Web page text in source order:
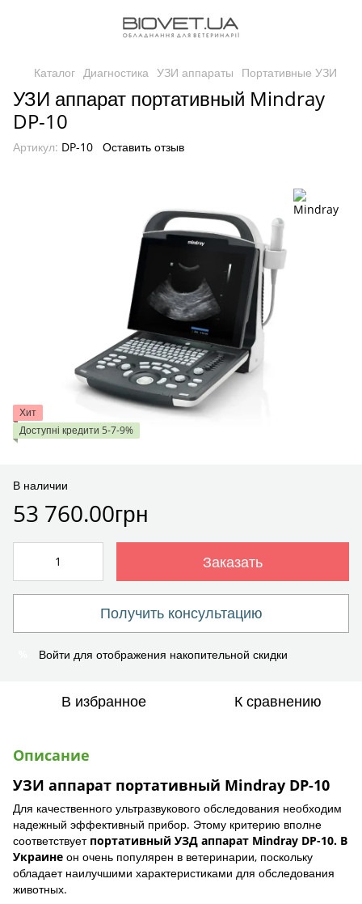
Каталог Диагностика УЗИ аппараты Портативные УЗИ
УЗИ аппарат портативный Mindray
DP-10
Артикул: DP-10 Оставить отзыв
Хит
Доступні кредити 5-7-9%
В наличии
53 760.00грн
Заказать
Получить консультацию
Войти для отображения накопительной скидки
В избранное К сравнению
Описание
УЗИ аппарат портативный Mindray DP-10
Для качественного ультразвукового обследования необходим
надежный эффективный прибор. Этому критерию вполне
соответствует портативный УЗД аппарат Mindray DP-10. В
Украине он очень популярен в ветеринарии, поскольку
обладает наилучшими характеристиками для обследования
животных.